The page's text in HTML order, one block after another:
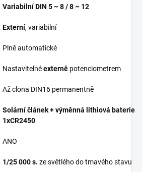
Variabilní DIN 5 ~ 8 / 8 ~ 12
Externí, variabilní
Plně automatické
Nastavitelnéexterně potenciometrem
Až clona DIN16 permanentně
Solární článek + výměnná lithiová baterie
1xCR2450
ANO
1/25 000 s. ze světlého do tmavého stavu